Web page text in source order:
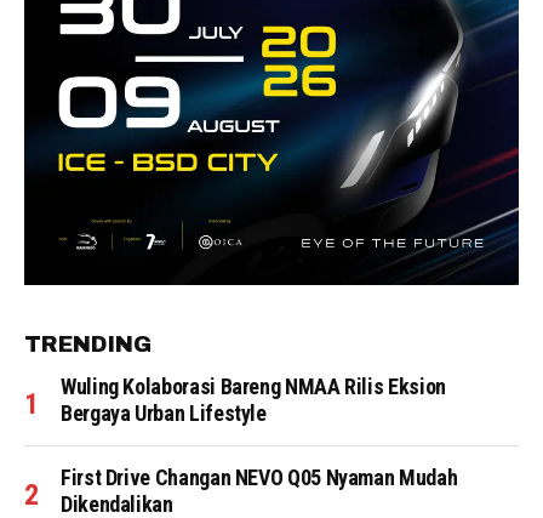
TRENDING
Wuling Kolaborasi Bareng NMAA Rilis Eksion
Bergaya Urban Lifestyle
First Drive Changan NEVO Q05 Nyaman Mudah
Dikendalikan